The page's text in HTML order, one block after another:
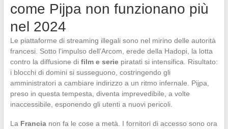
come Pijpa non funzionano più
nel 2024
Le piattaforme di streaming illegali sono nel mirino delle autorità
francesi. Sotto l’impulso dell’Arcom, erede della Hadopi, la lotta
contro la diffusione di film e seriepiratati si intensifica. Risultato:
i blocchi di domini si susseguono, costringendo gli
amministratori a cambiare indirizzo a un ritmo infernale. Pijpa,
preso in questa tempesta, diventa imprevedibile, a volte
inaccessibile, esponendo gli utenti a nuovi pericoli.
La Francianon fa le cose a metà. I fornitori di accesso sono ora